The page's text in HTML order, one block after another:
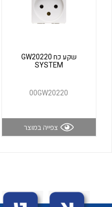
שקע כח GW20220
SYSTEM
00GW20220
צפייה במוצר